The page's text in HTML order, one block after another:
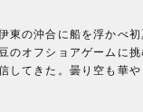
東の沖合に船を浮かべ
のオフショアゲームに
してきた。曇り空も華